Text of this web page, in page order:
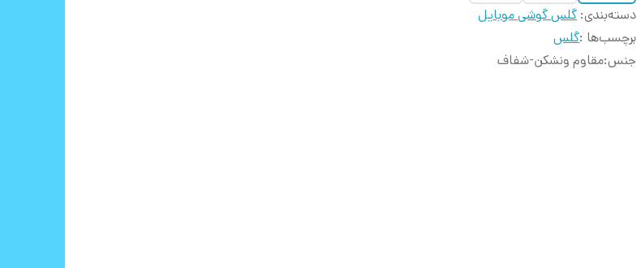
دسته‌بندی:گلس گوشی موبایل
برچسب‌ها :گلس
جنس:مقاوم ونشکن-شفاف